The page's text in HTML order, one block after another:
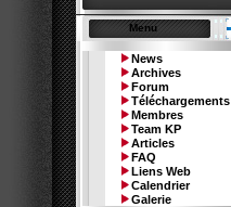
Menu
News
Archives
Forum
Téléchargements
Membres
Team KP
Articles
FAQ
Liens Web
Calendrier
Galerie